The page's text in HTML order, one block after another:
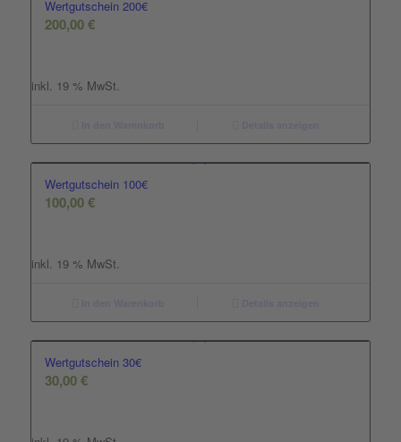
Wertgutschein 200€
200,00€
inkl. 19 % MwSt.
Wertgutschein 100€
100,00€
inkl. 19 % MwSt.
Wertgutschein 30€
30,00€